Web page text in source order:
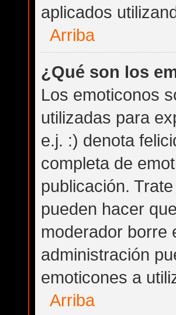
aplicados
Arriba
¿Qué son los
Los emoticonos
utilizadas para
e.j. :) denota
completa de
publicación.
pueden hacer
moderador borre
administración
emoticones a
Arriba